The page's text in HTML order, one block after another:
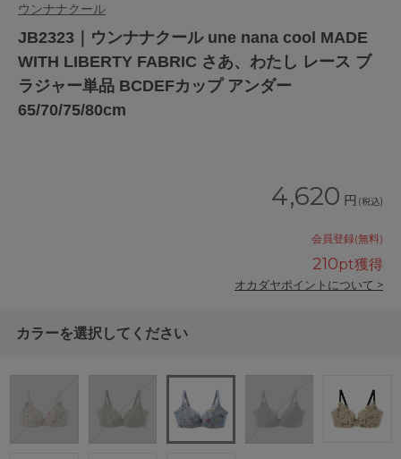
ウンナナクール
JB2323｜ウンナナクール une nana cool MADE
WITH LIBERTY FABRIC さあ、わたし レース ブ
ラジャー単品 BCDEFカップ アンダー
65/70/75/80cm
4,620 円 (税込)
会員登録(無料)
210pt獲得
オカダヤポイントについて >
カラーを選択してください